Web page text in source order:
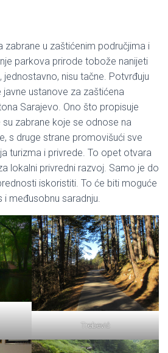
zabrane u zaštićenim područjima i
parkova prirode tobože nanijeti
nisu tačne. Potvrđuju
ustanove za zaštićena
Sarajevo. Ono što propisuje
zabrane koje se odnose na
s druge strane promovišući sve
turizma i privrede. To opet otvara
lokalni privredni razvoj. Samo je do
iskoristiti. To će biti moguće
međusobnu saradnju.
Trebević